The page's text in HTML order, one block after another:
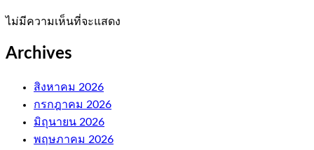
ไม่มีความเห็นที่จะแสดง
Archives
สิงหาคม 2026
กรกฎาคม 2026
มิถุนายน 2026
พฤษภาคม 2026